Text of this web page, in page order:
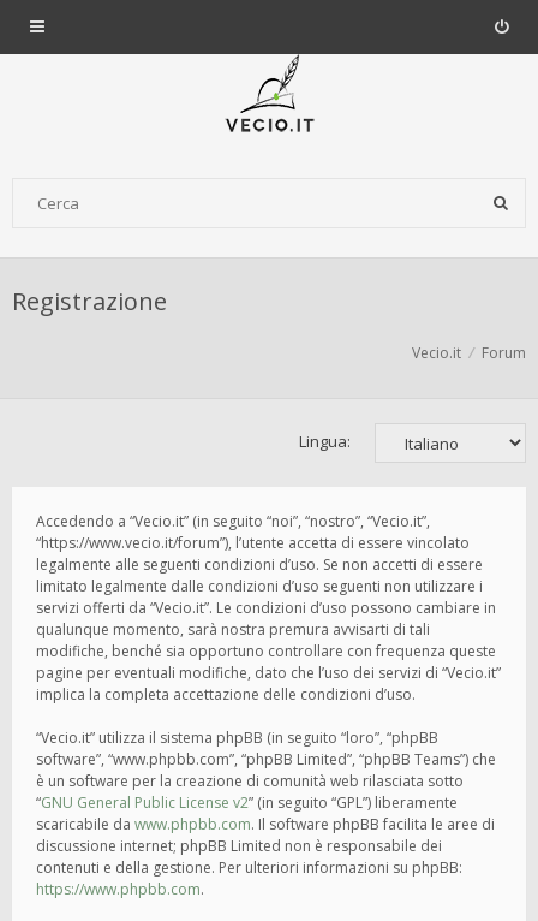
Registrazione
Vecio.it Forum
Lingua:
Accedendo a “Vecio.it” (in seguito “noi”, “nostro”, “Vecio.it”,
“https://www.vecio.it/forum”), l’utente accetta di essere vincolato
legalmente alle seguenti condizioni d’uso. Se non accetti di essere
limitato legalmente dalle condizioni d’uso seguenti non utilizzare i
servizi offerti da “Vecio.it”. Le condizioni d’uso possono cambiare in
qualunque momento, sarà nostra premura avvisarti di tali
modifiche, benché sia opportuno controllare con frequenza queste
pagine per eventuali modifiche, dato che l’uso dei servizi di “Vecio.it”
implica la completa accettazione delle condizioni d’uso.
“Vecio.it” utilizza il sistema phpBB (in seguito “loro”, “phpBB
software”, “www.phpbb.com”, “phpBB Limited”, “phpBB Teams”) che
è un software per la creazione di comunità web rilasciata sotto
“GNU General Public License v2” (in seguito “GPL”) liberamente
scaricabile da www.phpbb.com. Il software phpBB facilita le aree di
discussione internet; phpBB Limited non è responsabile dei
contenuti e della gestione. Per ulteriori informazioni su phpBB:
https://www.phpbb.com.